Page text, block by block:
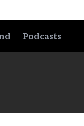
Podcasts